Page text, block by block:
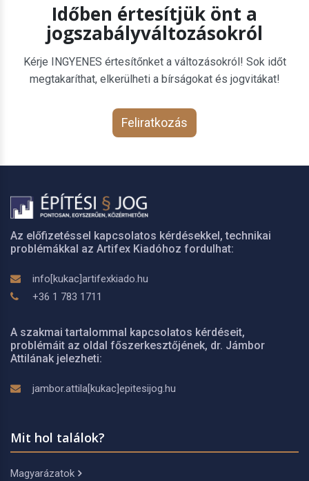
Időben értesítjük önt a
jogszabályváltozásokról
Kérje INGYENES értesítőnket a változásokról! Sok időt
megtakaríthat, elkerülheti a bírságokat és jogvitákat!
Feliratkozás
Az előfizetéssel kapcsolatos kérdésekkel, technikai
problémákkal az Artifex Kiadóhoz fordulhat:
info[kukac]artifexkiado.hu
+36 1 783 1711
A szakmai tartalommal kapcsolatos kérdéseit,
problémáit az oldal főszerkesztőjének, dr. Jámbor
Attilának jelezheti:
jambor.attila[kukac]epitesijog.hu
Mit hol találok?
Magyarázatok